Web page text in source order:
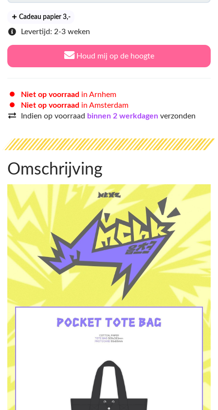
Cadeau papier 3,-
Levertijd: 2-3 weken
Houd mij op de hoogte
Niet op voorraad in Arnhem
Niet op voorraad in Amsterdam
Indien op voorraad binnen 2 werkdagen verzonden
Omschrijving